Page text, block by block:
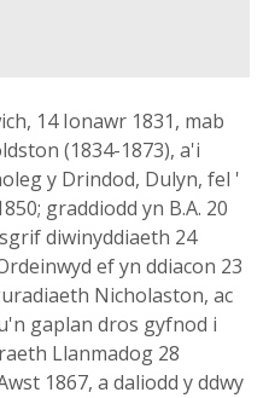
14 Ionawr 1831, mab
(1834-1873), a'i
y Drindod, Dulyn, fel '
graddiodd yn B.A. 20
diwinyddiaeth 24
ef yn ddiacon 23
Nicholaston, ac
gaplan dros gyfnod i
Llanmadog 28
1867, a daliodd y ddwy